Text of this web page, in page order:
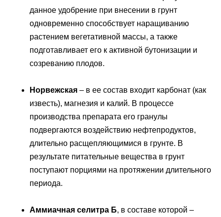
данное удобрение при внесении в грунт
одновременно способствует наращиванию
растением вегетативной массы, а также
подготавливает его к активной бутонизации и
созреванию плодов.
Норвежская – в ее состав входит карбонат (как
известь), магнезия и калий. В процессе
производства препарата его гранулы
подвергаются воздействию нефтепродуктов,
длительно расщепляющимися в грунте. В
результате питательные вещества в грунт
поступают порциями на протяжении длительного
периода.
Аммиачная селитра Б, в составе которой –